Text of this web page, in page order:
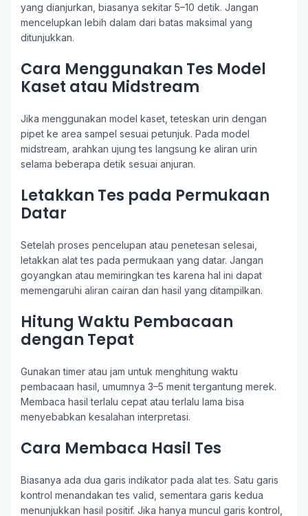
yang dianjurkan, biasanya sekitar 5–10 detik. Jangan
mencelupkan lebih dalam dari batas maksimal yang
ditunjukkan.
Cara Menggunakan Tes Model
Kaset atau Midstream
Jika menggunakan model kaset, teteskan urin dengan
pipet ke area sampel sesuai petunjuk. Pada model
midstream, arahkan ujung tes langsung ke aliran urin
selama beberapa detik sesuai anjuran.
Letakkan Tes pada Permukaan
Datar
Setelah proses pencelupan atau penetesan selesai,
letakkan alat tes pada permukaan yang datar. Jangan
goyangkan atau memiringkan tes karena hal ini dapat
memengaruhi aliran cairan dan hasil yang ditampilkan.
Hitung Waktu Pembacaan
dengan Tepat
Gunakan timer atau jam untuk menghitung waktu
pembacaan hasil, umumnya 3–5 menit tergantung merek.
Membaca hasil terlalu cepat atau terlalu lama bisa
menyebabkan kesalahan interpretasi.
Cara Membaca Hasil Tes
Biasanya ada dua garis indikator pada alat tes. Satu garis
kontrol menandakan tes valid, sementara garis kedua
menunjukkan hasil positif. Jika hanya muncul garis kontrol,